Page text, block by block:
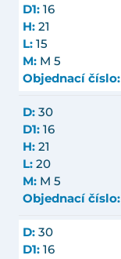
D1: 16
H: 21
L: 15
M: M 5
Objednací číslo:
D: 30
D1: 16
H: 21
L: 20
M: M 5
Objednací číslo:
D: 30
D1: 16